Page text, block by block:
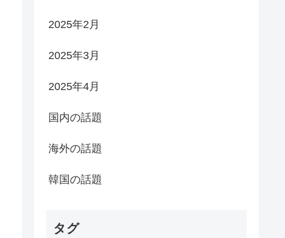
2025年2月
2025年3月
2025年4月
国内の話題
海外の話題
韓国の話題
タグ